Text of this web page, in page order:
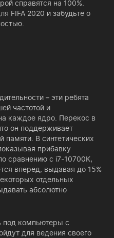
справятся на 100%.
FIFA 2020 и забудьте о
– эти ребята
частотой и
каждое ядро. Перекос в
он поддерживает
памяти. В синтетических
прибавку
сравнению с i7-10700K,
вперед, выдавая до 15%
отдельных
абсолютно
под компьютеры с
для ведения своего